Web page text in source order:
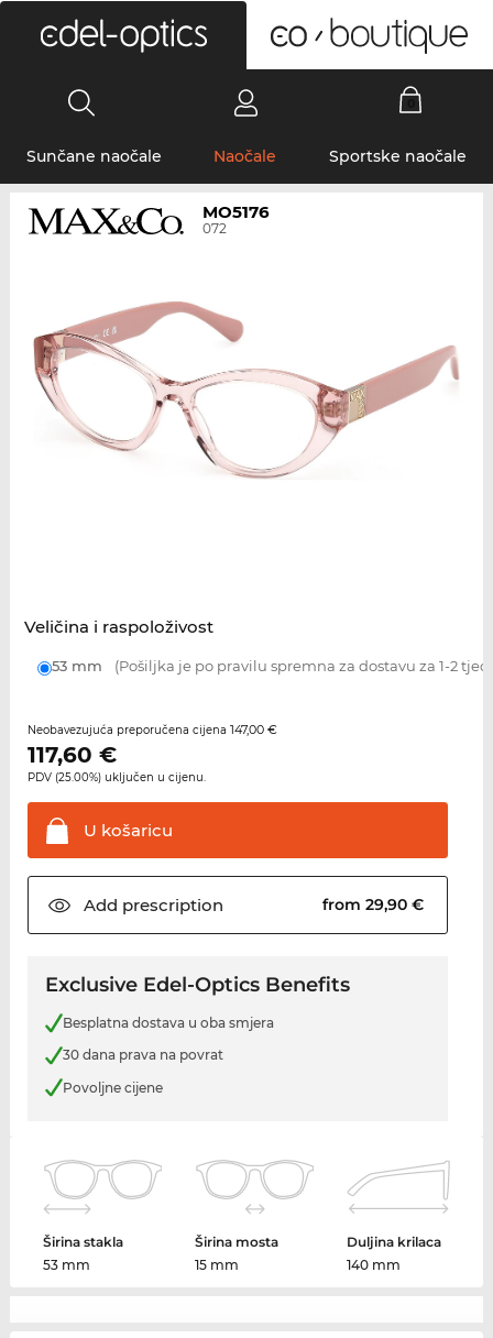
Sunčane naočale Naočale Sportske naočale
MO5176
072
Veličina i raspoloživost
53 mm (Pošiljka je po pravilu spremna za dostavu za 1-2
Neobavezujuća preporučena cijena 147,00 €
117,60 €
PDV (25.00%) uključen u cijenu.
U košaricu
Add prescription from 29,90 €
Exclusive Edel-Optics Benefits
Besplatna dostava u oba smjera
30 dana prava na povrat
Povoljne cijene
Širina stakla
53 mm
Širina mosta
15 mm
Duljina krilaca
140 mm